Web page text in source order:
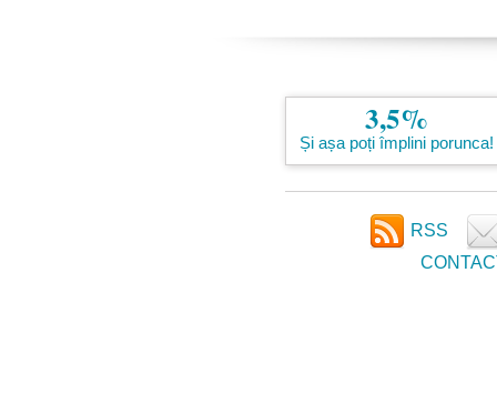
3,5%
Și așa poți împlini porunca!
RSS